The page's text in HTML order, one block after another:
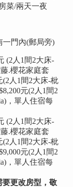
菜/兩天一夜
一門內(郵局旁)
(2人1間2大床-
.櫻花家庭套
(2人1間2大床-枇
元(2人1間2
，單人住宿每
(2人1間2大床-
.櫻花家庭套
(2人1間2大床-枇
元(2人1間2
，單人住宿每
要更改房型，敬